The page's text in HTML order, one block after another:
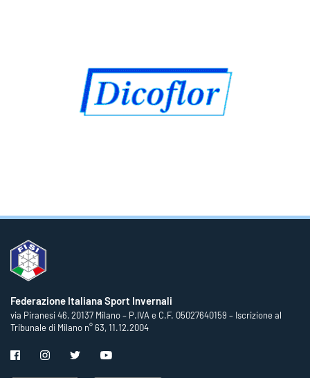
Federazione Italiana Sport Invernali
via Piranesi 46, 20137 Milano – P.IVA e C.F. 05027640159 – Iscrizione al
Tribunale di Milano n° 63, 11.12.2004